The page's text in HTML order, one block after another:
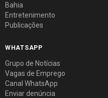
Bahia
Entretenimento
Publicações
WHATSAPP
Grupo de Notícias
Vagas de Emprego
Canal WhatsApp
Enviar denúncia